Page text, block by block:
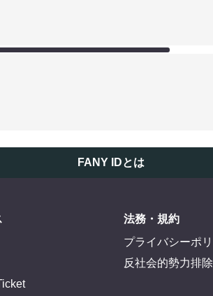
FANY IDとは
法務・規約
プライバシーポ
反社会的勢力排